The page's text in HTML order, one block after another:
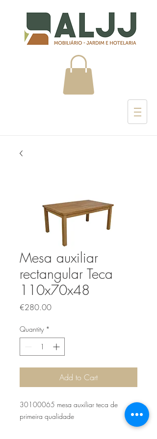
Mesa auxiliar
rectangular Teca
110x70x48
€280.00Price
Quantity *
Add to Cart
30100065 mesa auxiliar teca de
primeira qualidade